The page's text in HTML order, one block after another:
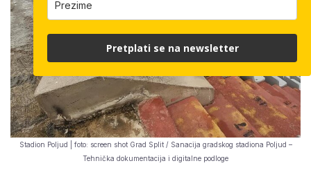
Stadion Poljud | foto: screen shot Grad Split / Sanacija gradskog stadiona Poljud –
Tehnička dokumentacija i digitalne podloge
Pretplati se na newsletter